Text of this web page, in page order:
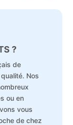
?
de
Nos
ou en
vous
de chez